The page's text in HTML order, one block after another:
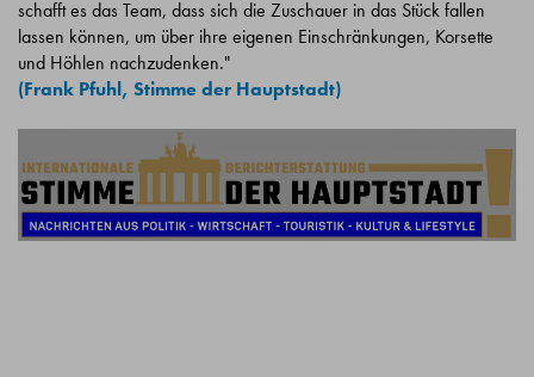
schafft es das Team, dass sich die Zuschauer in das Stück fallen
lassen können, um über ihre eigenen Einschränkungen, Korsette
und Höhlen nachzudenken."
(Frank Pfuhl, Stimme der Hauptstadt)